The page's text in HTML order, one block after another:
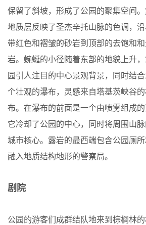
保留了斜坡，形成了公园的聚集空间
地质层反映了圣杰辛托山脉的色调，
带红色和褶皱的砂岩到顶部的去饱和
岩。蜿蜒的小径随着东部的地貌上升
园引人注目的中心景观背景，同时结
个壮观的瀑布，灵感来自塔基茨峡谷
布。在瀑布的前面是一个由喷雾组成的
它冷却了公园的中心，同时将周围山
城市核心。露岩的最西端包含公园厕
融入地质结构地形的警察局。
剧院
公园的游客们成群结队地来到棕榈林